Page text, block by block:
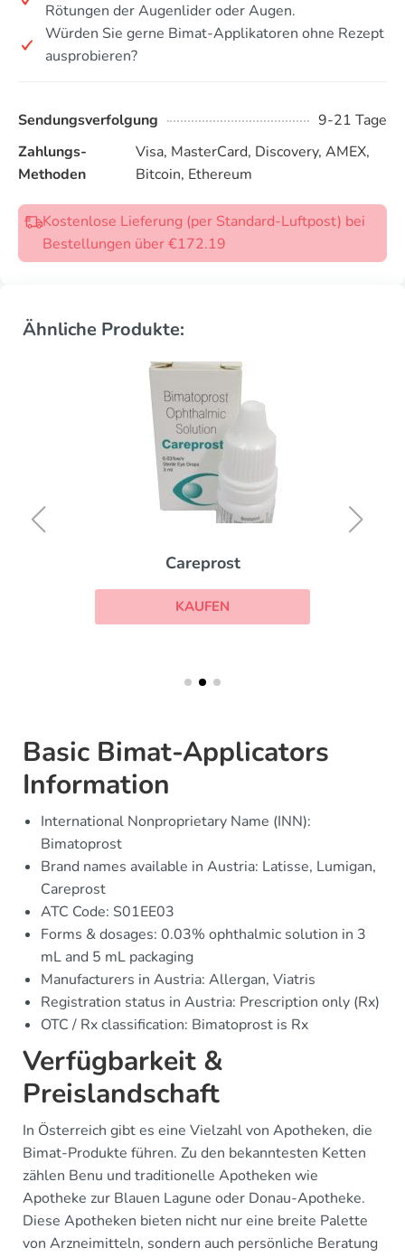
Rötungen der Augenlider oder Augen.
Würden Sie gerne Bimat-Applikatoren ohne Rezept
ausprobieren?
Sendungsverfolgung
9-21 Tage
Zahlungs-
Methoden
Visa, MasterCard, Discovery, AMEX,
Bitcoin, Ethereum
Kostenlose Lieferung (per Standard-Luftpost) bei
Bestellungen über €172.19
Ähnliche Produkte:
Careprost
KAUFEN
Basic Bimat-Applicators
Information
International Nonproprietary Name (INN):
Bimatoprost
Brand names available in Austria: Latisse, Lumigan,
Careprost
ATC Code: S01EE03
Forms & dosages: 0.03% ophthalmic solution in 3
mL and 5 mL packaging
Manufacturers in Austria: Allergan, Viatris
Registration status in Austria: Prescription only (Rx)
OTC / Rx classification: Bimatoprost is Rx
Verfügbarkeit &
Preislandschaft
In Österreich gibt es eine Vielzahl von Apotheken, die
Bimat-Produkte führen. Zu den bekanntesten Ketten
zählen Benu und traditionelle Apotheken wie
Apotheke zur Blauen Lagune oder Donau-Apotheke.
Diese Apotheken bieten nicht nur eine breite Palette
von Arzneimitteln, sondern auch persönliche Beratung